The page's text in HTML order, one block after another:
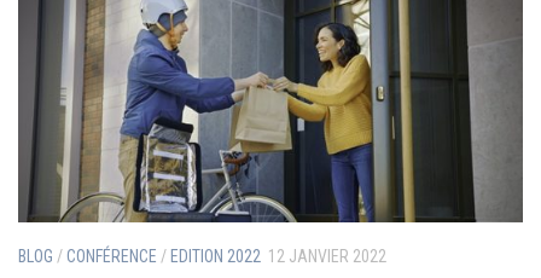
BLOG /CONFÉRENCE / EDITION 2022 12 JANVIER 2022